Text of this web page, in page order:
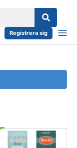
Registrera sig